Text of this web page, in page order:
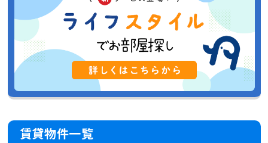
賃貸物件一覧